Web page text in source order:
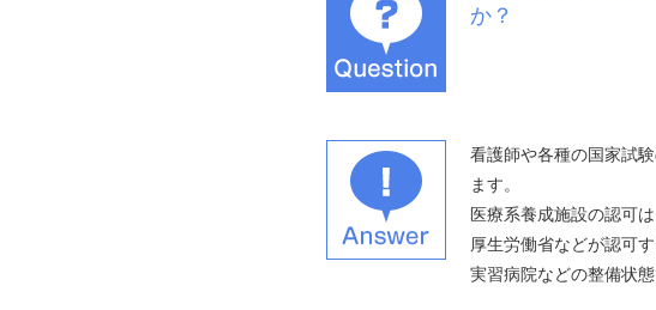
か？
看護師や各種の国家試
ます。
医療系養成施設の認可
厚生労働省などが認可
実習病院などの整備状態